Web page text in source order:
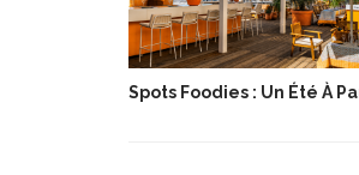
Spots Foodies : Un Été À